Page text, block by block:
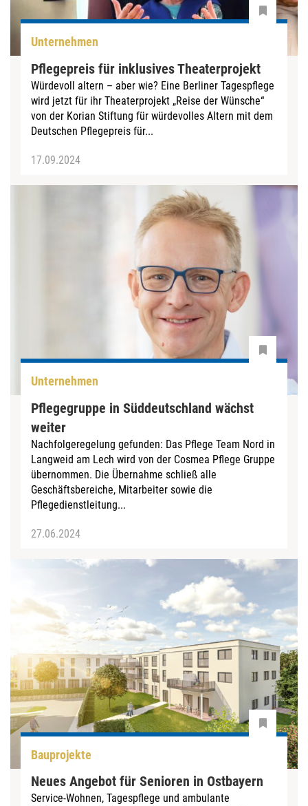
Unternehmen
Pflegepreis für inklusives Theaterprojekt
Würdevoll altern – aber wie? Eine Berliner Tagespflege
wird jetzt für ihr Theaterprojekt „Reise der Wünsche“
von der Korian Stiftung für würdevolles Altern mit dem
Deutschen Pflegepreis für...
17.09.2024
Unternehmen
Pflegegruppe in Süddeutschland wächst
weiter
Nachfolgeregelung gefunden: Das Pflege Team Nord in
Langweid am Lech wird von der Cosmea Pflege Gruppe
übernommen. Die Übernahme schließ alle
Geschäftsbereiche, Mitarbeiter sowie die
Pflegedienstleitung...
27.06.2024
Bauprojekte
Neues Angebot für Senioren in Ostbayern
Service-Wohnen, Tagespflege und ambulante